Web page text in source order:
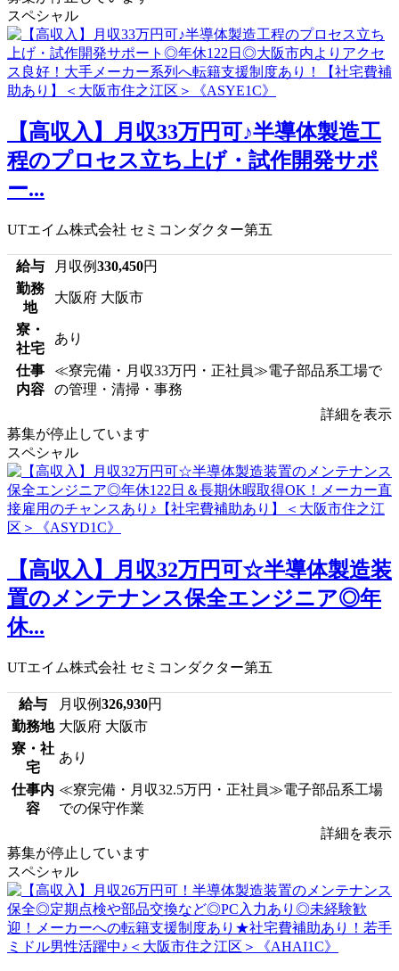
スペシャル
【高収入】月収33万円可♪半導体製造工
程のプロセス立ち上げ・試作開発サポ
ー...
UTエイム株式会社 セミコンダクター第五
給与 月収例330,450円
勤務
地
大阪府 大阪市
寮・
社宅
あり
仕事
内容
≪寮完備・月収33万円・正社員≫電子部品系工場で
の管理・清掃・事務
詳細を表示
募集が停止しています
スペシャル
【高収入】月収32万円可☆半導体製造装
置のメンテナンス保全エンジニア◎年
休...
UTエイム株式会社 セミコンダクター第五
給与 月収例326,930円
勤務地 大阪府 大阪市
寮・社
宅
あり
仕事内
容
≪寮完備・月収32.5万円・正社員≫電子部品系工場
での保守作業
詳細を表示
募集が停止しています
スペシャル